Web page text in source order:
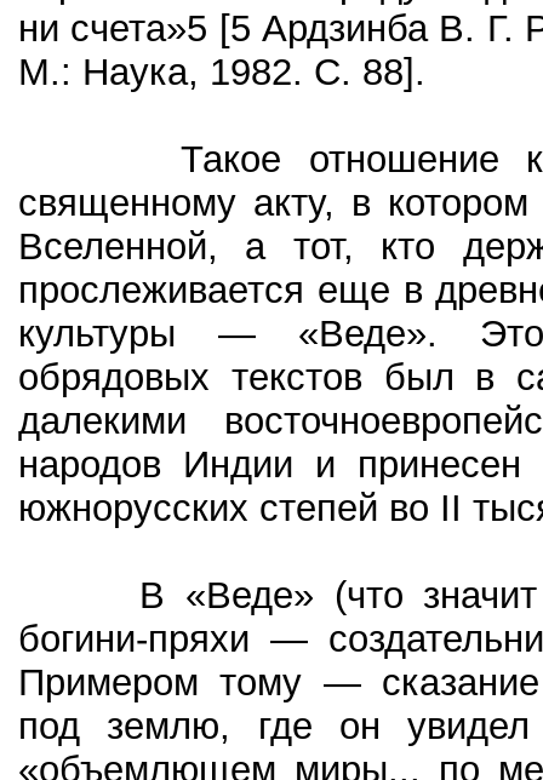
ни счета»5 [5 Ардзинба В.
М.: Наука, 1982. С. 88].
Такое отношение к
священному акту, в
Вселенной, а тот, кто
прослеживается еще в
культуры — «Веде».
обрядовых текстов был в
далекими
народов Индии и
южнорусских степей во II
В «Веде» (что значит
богини-пряхи —
Примером тому — сказание
под землю, где он увидел
«объемлющем миры... по